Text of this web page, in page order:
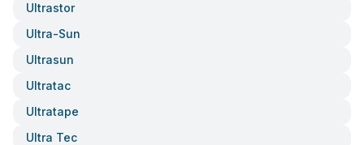
Ultrastor
Ultra-Sun
Ultrasun
Ultratac
Ultratape
Ultra Tec